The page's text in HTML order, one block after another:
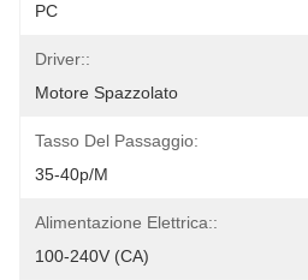
PC
Driver::
Motore Spazzolato
Tasso Del Passaggio:
35-40p/m
Alimentazione Elettrica::
100-240V (CA)